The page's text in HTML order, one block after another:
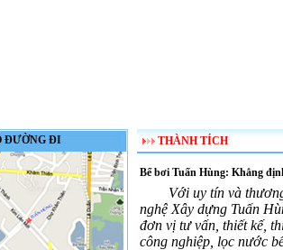
ĐƯỜNG ĐI THÀNH TÍCH
Bể bơi Tuấn Hùng: Khẳng
Với uy tín và
nghệ Xây dựng Tuấn
đơn vị tư vấn, thiết kế,
công nghiệp, lọc nước